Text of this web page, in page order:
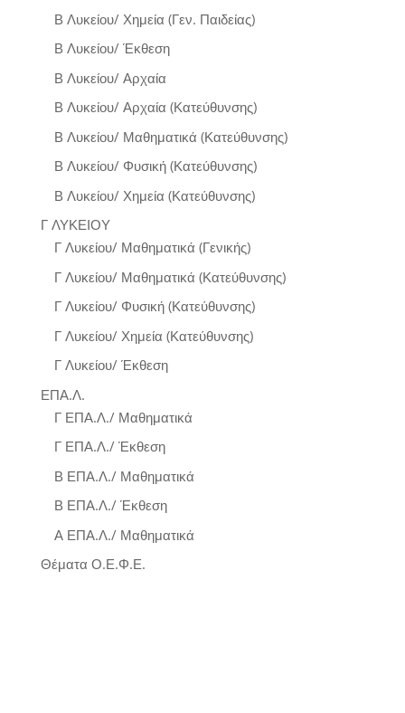
Β Λυκείου/ Χημεία (Γεν. Παιδείας)
Β Λυκείου/ Έκθεση
Β Λυκείου/ Αρχαία
Β Λυκείου/ Αρχαία (Κατεύθυνσης)
Β Λυκείου/ Μαθηματικά (Κατεύθυνσης)
Β Λυκείου/ Φυσική (Κατεύθυνσης)
Β Λυκείου/ Χημεία (Κατεύθυνσης)
Γ ΛΥΚΕΙΟΥ
Γ Λυκείου/ Μαθηματικά (Γενικής)
Γ Λυκείου/ Μαθηματικά (Κατεύθυνσης)
Γ Λυκείου/ Φυσική (Κατεύθυνσης)
Γ Λυκείου/ Χημεία (Κατεύθυνσης)
Γ Λυκείου/ Έκθεση
ΕΠΑ.Λ.
Γ ΕΠΑ.Λ./ Μαθηματικά
Γ ΕΠΑ.Λ./ Έκθεση
Β ΕΠΑ.Λ./ Μαθηματικά
Β ΕΠΑ.Λ./ Έκθεση
Α ΕΠΑ.Λ./ Μαθηματικά
Θέματα Ο.Ε.Φ.Ε.